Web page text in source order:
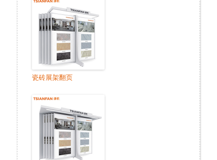
瓷砖展架翻页